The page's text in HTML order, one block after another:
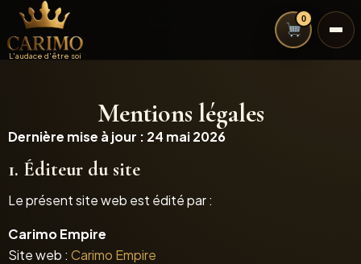
L'audace d'être soi
0
Mentions légales
Dernière mise à jour : 24 mai 2026
1. Éditeur du site
Le présent site web est édité par :
Carimo Empire
Site web : Carimo Empire